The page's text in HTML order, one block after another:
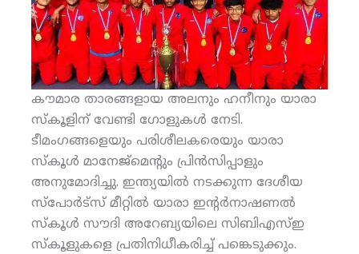
കൗമാര താരങ്ങളായ അലനും ഹനീനും യാരാ
സ്‌കൂളിന് വേണ്ടി ഗോളുകള്‍ നേടി.
ടീമംഗങ്ങളെയും പരിശീലകരെയും യാരാ
സ്‌കൂള്‍ മാനേജ്‌മെന്റും പ്രിന്‍സിപ്പാളും
അനുമോദിച്ചു. ഇന്ത്യയില്‍ നടക്കുന്ന ദേശീയ
സ്‌പോര്‍ട്‌സ് മീറ്റില്‍ യാരാ ഇന്റര്‍നാഷണല്‍
സ്‌കൂള്‍ സൗദി അറേബ്യയിലെ സിബിഎസ്ഇ
സ്‌കൂളുകളെ പ്രതിനിധീകരിച്ച് പങ്കെടുക്കും.